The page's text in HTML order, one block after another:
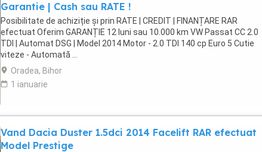
Garantie | Cash sau RATE !
Posibilitate de achiziție și prin RATE | CREDIT | FINANȚARE RAR
efectuat Oferim GARANȚIE 12 luni sau 10.000 km VW Passat CC 2.0
TDI | Automat DSG | Model 2014 Motor - 2.0 TDI 140 cp Euro 5 Cutie
viteze - Automată ...
Oradea, Bihor
1 ianuarie
Vand Dacia Duster 1.5dci 2014 Facelift RAR efectuat
Model Prestige